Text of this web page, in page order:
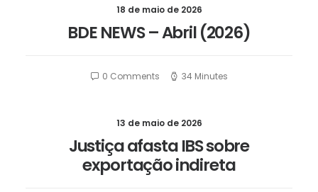
18 de maio de 2026
BDE NEWS – Abril (2026)
0 Comments 34 Minutes
13 de maio de 2026
Justiça afasta IBS sobre
exportação indireta